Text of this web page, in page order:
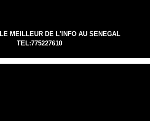
MEILLEUR DE L'INFO AU SENEGAL
TEL:775227610